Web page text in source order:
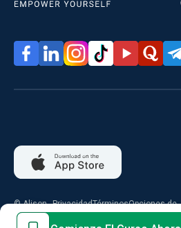
© Alison
2026
PrivacidadTérminosOpciones de